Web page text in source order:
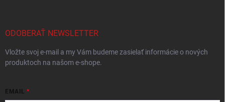
ODOBERAŤ NEWSLETTER
Vložte svoj e-mail a my Vám budeme zasielať informácie o nových
produktoch na našom e-shope.
EMAIL